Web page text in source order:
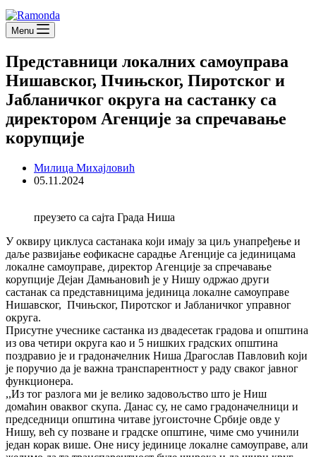
Menu
Представници локалних самоуправа
Нишавског, Пчињског, Пиротског и
Јабланичког округа на састанку са
директором Агенције за спречавање
корупције
Милица Михајловић
05.11.2024
преузето са сајта Града Ниша
У оквиру циклуса састанака који имају за циљ унапређење и
даље развијање еoфикасне сарадње Агенције са јединицама
локалне самоуправе, директор Агенције за спречавање
корупције Дејан Дамњановић је у Нишу одржао други
састанак са представницима јединица локалне самоуправе
Нишавског, Пчињског, Пиротског и Јабланичког управног
округа.
Присутне учеснике састанка из двадесетак градова и општина
из ова четири округа као и 5 нишких градских општина
поздравио је и градоначелник Ниша Драгослав Павловић који
је поручио да је важна транспарентност у раду сваког јавног
функционера.
,,Из тог разлога ми је велико задовољство што је Ниш
домаћин оваквог скупа. Данас су, не само градоначелници и
председници општина читаве југоисточне Србије овде у
Нишу, већ су позване и градске општине, чиме смо учинили
један корак више. Оне нису јединице локалне самоуправе, али